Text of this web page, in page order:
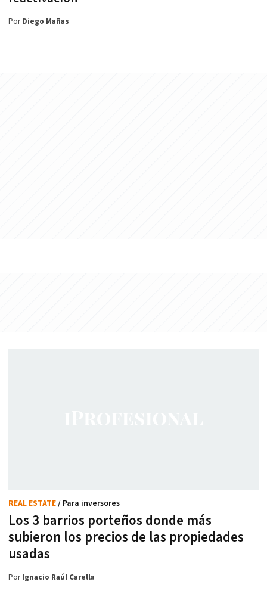
PorDiego Mañas
Los 3 barrios porteños donde más
subieron los precios de las propiedades
usadas
REAL ESTATE/ Para inversores
PorIgnacio Raúl Carella